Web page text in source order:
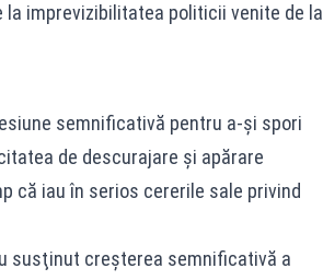
imprevizibilitatea politicii venite de la
semnificativă pentru a-şi spori
de descurajare şi apărare
că iau în serios cererile sale privind
susţinut creşterea semnificativă a